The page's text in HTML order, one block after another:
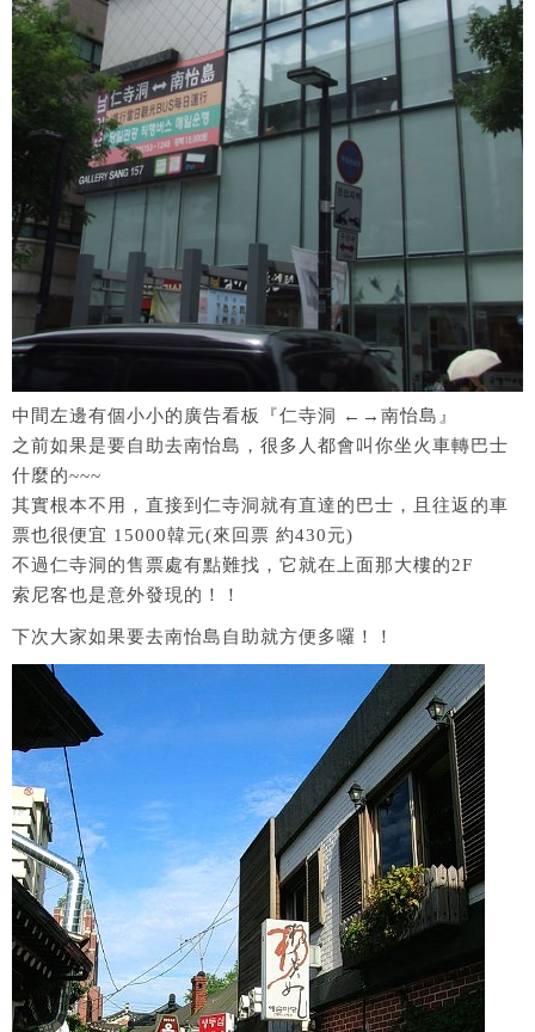
中間左邊有個小小的廣告看板『仁寺洞 ←→南怡島』
之前如果是要自助去南怡島，很多人都會叫你坐火車轉巴士
什麼的~~~
其實根本不用，直接到仁寺洞就有直達的巴士，且往返的車
票也很便宜 15000韓元(來回票 約430元)
不過仁寺洞的售票處有點難找，它就在上面那大樓的2F
索尼客也是意外發現的！！
下次大家如果要去南怡島自助就方便多囉！！